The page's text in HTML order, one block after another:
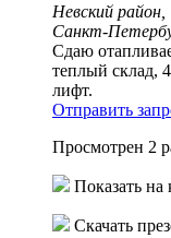
Невский район,
Санкт-
Сдаю
теплый склад,
лифт.
Отправить
Просмотрен 2
Показать на
Скачать